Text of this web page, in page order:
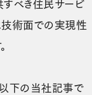
すべき住民サービ
技術面での実現性
以下の当社記事で